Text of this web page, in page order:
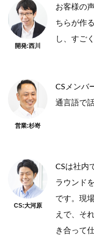
開発:西川
お客様の
ちらが作
し、すご
営業:杉嵜
CSメンバ
通言語で
CS:大河原
CSは社内
ラウンド
です。現
えで、そ
き合って